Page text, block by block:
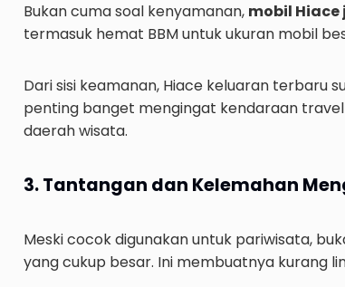
Bukan cuma soal kenyamanan, mobil
termasuk hemat BBM untuk ukuran mobil
Dari sisi keamanan, Hiace keluaran terbaru
penting banget mengingat kendaraan travel
daerah wisata.
3. Tantangan dan Kelemahan
Meski cocok digunakan untuk pariwisata,
yang cukup besar. Ini membuatnya kurang